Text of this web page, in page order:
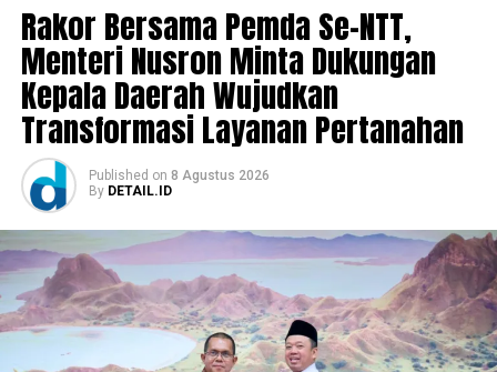
Rakor Bersama Pemda Se-NTT,
Menteri Nusron Minta Dukungan
Kepala Daerah Wujudkan
Transformasi Layanan Pertanahan
Published on 8 Agustus 2026
By DETAIL.ID